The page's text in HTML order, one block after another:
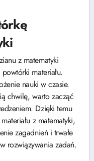
z matematyki
materiału.
nauki w czasie.
chwilę, warto zacząć
Dzięki temu
z matematyki,
zagadnień i trwałe
rozwiązywania zadań.